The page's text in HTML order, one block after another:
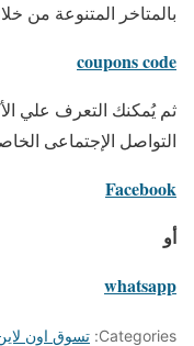
بالمتاخر المتنوعة من
coupons code
ثم يُمكنك التعرف علي
التواصل الإجتماعى
Facebook
أو
whatsapp
Categories: تسوق اون